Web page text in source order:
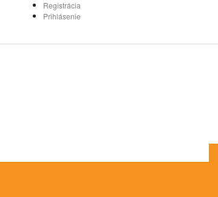
Registrácia
Prihlásenie